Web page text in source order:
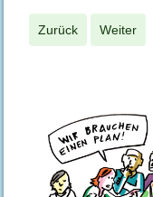
Zurück Weiter